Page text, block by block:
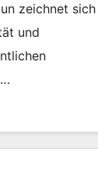
zeichnet sich
und